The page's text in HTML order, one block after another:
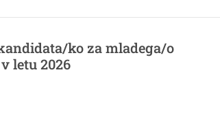
ko za mladega/o
letu 2026